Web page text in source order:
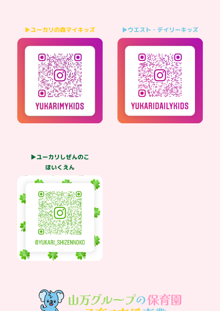
▶ユーカリの森マイキッズ ▶ウエスト・デイリーキッズ
▶ユーカリしぜんのこ
ほいくえん